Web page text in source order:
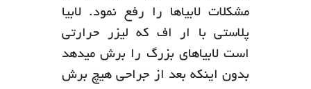
مشکلات لابیاها را رفع نمود. لابیا
پلاستی با ار اف که لیزر حرارتی
است لابیاهای بزرگ را برش میدهد
بدون اینکه بعد از جراحی هیچ برش